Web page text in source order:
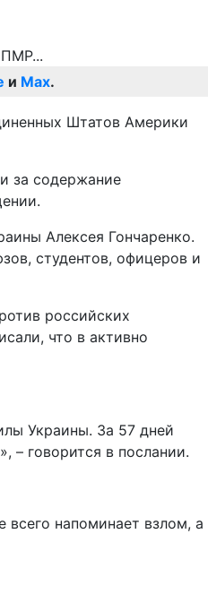
и Max.
Штатов Америки
за содержание
Алексея Гончаренко.
студентов, офицеров и
российских
что в активно
Украины. За 57 дней
– говорится в послании.
напоминает взлом, а